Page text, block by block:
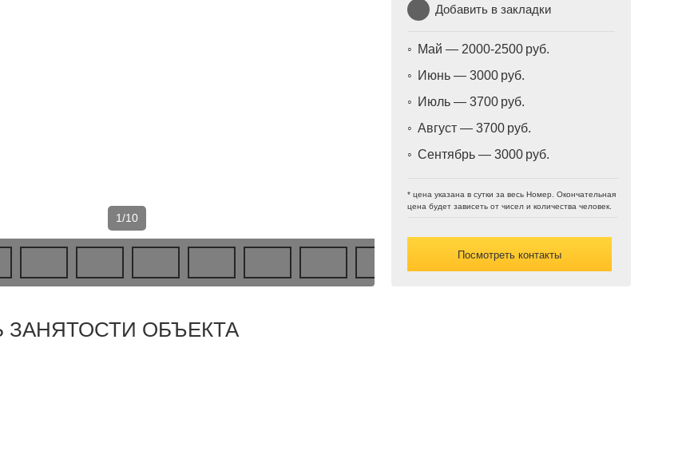
1/10
Добавить в закладки
Май — 2000-2500
Июнь — 3000
Июль — 3700
Август — 3700
Сентябрь — 3000
* цена указана в сутки за весь Номер. Окончательная
цена будет зависеть от чисел и количества человек.
Посмотреть контакты
ЗАНЯТОСТИ ОБЪЕКТА